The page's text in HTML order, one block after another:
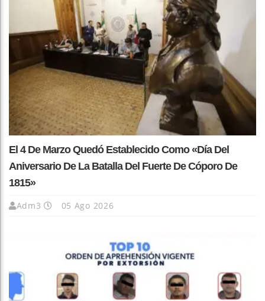
El 4 De Marzo Quedó Establecido Como «Día Del
Aniversario De La Batalla Del Fuerte De Cóporo De
1815»
Adm3 05 Ago 2026